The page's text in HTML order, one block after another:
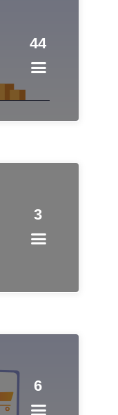
44
3
6